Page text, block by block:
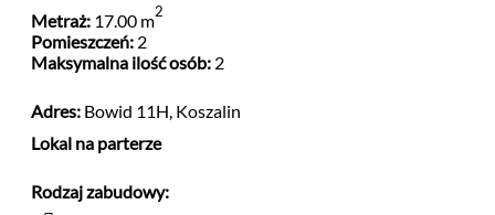
Metraż:17.00 m2
Pomieszczeń:2
Maksymalna ilość osób:2
Adres:Bowid 11H, Koszalin
Lokal na parterze
Rodzaj zabudowy: